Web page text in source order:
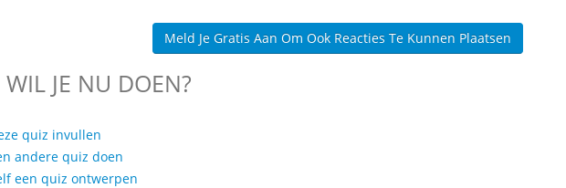
Meld Je Gratis Aan Om Ook Reacties Te Kunnen Plaatsen
JE NU DOEN?
quiz invullen
andere quiz doen
een quiz ontwerpen